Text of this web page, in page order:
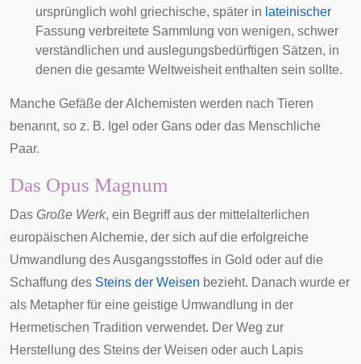
ursprünglich wohl griechische, später in lateinischer
Fassung verbreitete Sammlung von wenigen, schwer
verständlichen und auslegungsbedürftigen Sätzen, in
denen die gesamte Weltweisheit enthalten sein sollte.
Manche Gefäße der Alchemisten werden nach Tieren
benannt, so z. B. Igel oder Gans oder das Menschliche
Paar.
Das Opus Magnum
Das Große Werk, ein Begriff aus der mittelalterlichen
europäischen Alchemie, der sich auf die erfolgreiche
Umwandlung des Ausgangsstoffes in Gold oder auf die
Schaffung des Steins der Weisen bezieht. Danach wurde er
als Metapher für eine geistige Umwandlung in der
Hermetischen Tradition verwendet. Der Weg zur
Herstellung des Steins der Weisen oder auch Lapis